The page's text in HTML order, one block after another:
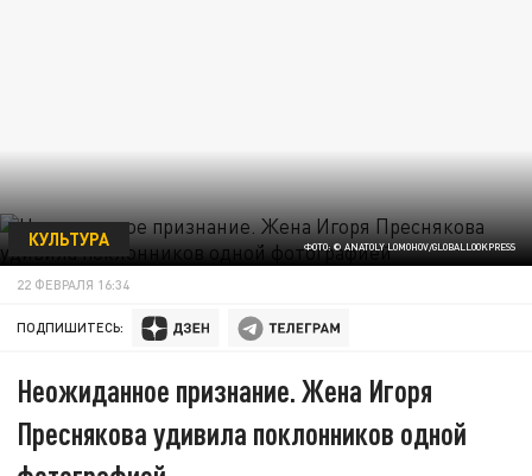
ФОТО: © ANATOLY LOMOHOV/GLOBALLOOKPRESS
КУЛЬТУРА
22 ФЕВРАЛЯ 16:34
ПОДПИШИТЕСЬ:
Неожиданное признание. Жена Игоря
Преснякова удивила поклонников одной